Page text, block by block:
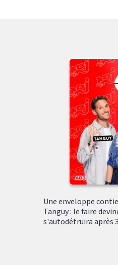
Une enveloppe
Tanguy : le faire
s'autodétruira après